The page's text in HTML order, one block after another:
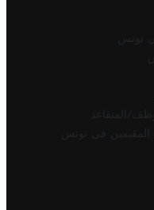
تونس
المتقاعد
المقيمين في تونس